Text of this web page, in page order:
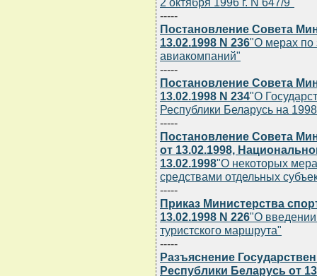
-----
Постановление Совета
13.02.1998 N 236"О мерах по
авиакомпаний"
-----
Постановление Совета
13.02.1998 N 234"О
Республики Беларусь на
-----
Постановление Совета
от 13.02.1998,
13.02.1998"О некоторых
средствами отдельных
-----
Приказ Министерства
13.02.1998 N 226"О введении
туристского маршрута"
-----
Разъяснение
Республики Беларусь от